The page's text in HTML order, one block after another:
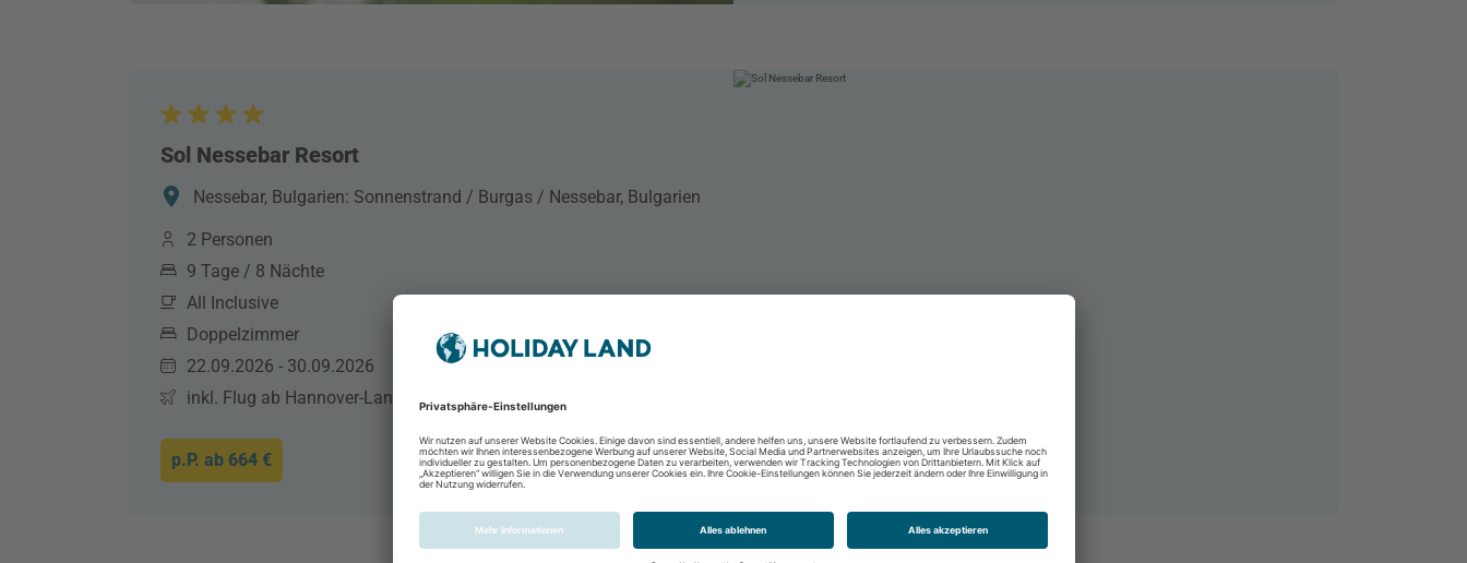
Sol Nessebar Resort
Nessebar, Bulgarien: Sonnenstrand / Burgas / Nessebar, Bulgarien
2 Personen
9 Tage / 8 Nächte
All Inclusive
Doppelzimmer
22.09.2026 - 30.09.2026
inkl. Flug ab Hannover-Langenhagen
p.P. ab 664 €